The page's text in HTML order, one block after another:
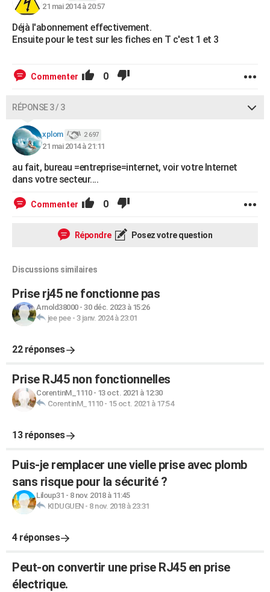
21 mai 2014 à 20:57
Déjà l'abonnement effectivement.
Ensuite pour le test sur les fiches en T c'est 1 et 3
Commenter 0
RÉPONSE 3 / 3
xplom 2 697
21 mai 2014 à 21:11
au fait, bureau =entreprise=internet, voir votre Internet
dans votre secteur....
Commenter 0
Répondre Posez votre question
Discussions similaires
Prise rj45 ne fonctionne pas
Arnold38000- 30 déc. 2023 à 15:26
jee pee- 3 janv. 2024 à 23:01
22 réponses
Prise RJ45 non fonctionnelles
CorentinM_1110- 13 oct. 2021 à 12:30
CorentinM_1110- 15 oct. 2021 à 17:54
13 réponses
Puis-je remplacer une vielle prise avec plomb
sans risque pour la sécurité ?
Liloup31 - 8 nov. 2018 à 11:45
KIDUGUEN- 8 nov. 2018 à 23:31
4 réponses
Peut-on convertir une prise RJ45 en prise
électrique.